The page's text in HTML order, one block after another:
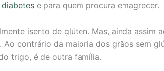
diabetes e para quem procura emagrecer.
isento de glúten. Mas, ainda assim
Ao contrário da maioria dos grãos sem
trigo, é de outra família.